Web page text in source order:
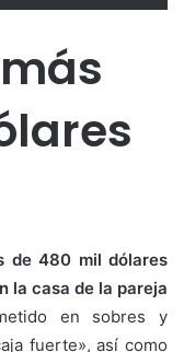
de 480 mil dólares
la casa de la pareja
en sobres y
fuerte», así como